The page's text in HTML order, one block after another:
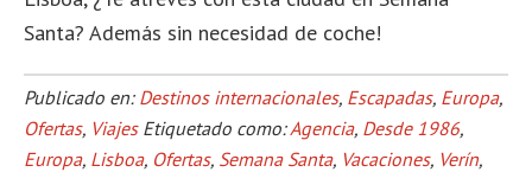
Santa? Además sin necesidad de coche!
Publicado en: Destinos internacionales, Escapadas, Europa,
Ofertas, Viajes Etiquetado como:Agencia, Desde 1986,
Europa, Lisboa, Ofertas, Semana Santa, Vacaciones, Verín,